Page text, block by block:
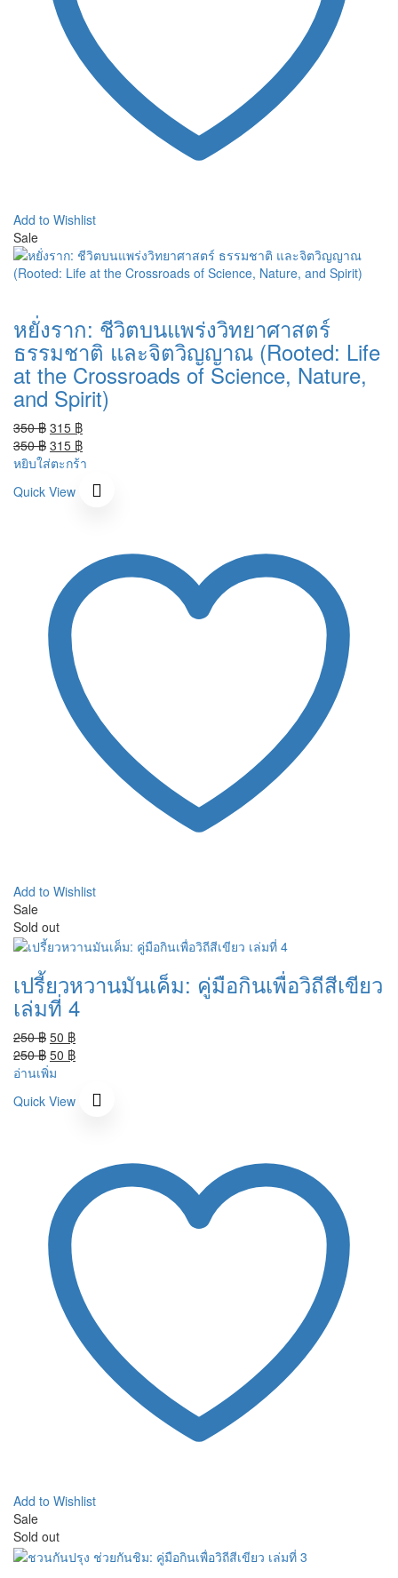
Add to Wishlist
Sale
หยั่งราก: ชีวิตบนแพร่งวิทยาศาสตร์
ธรรมชาติ และจิตวิญญาณ (Rooted: Life
at the Crossroads of Science, Nature,
and Spirit)
350฿ Original
price
was:
315 ฿Current
price
is:
350฿ Original
price
350 ฿.
315 ฿Current
price
315 ฿.
หยิบใส่ตะกร้า
Quick View
Add to Wishlist
Sale
Sold out
เปรี้ยวหวานมันเค็ม: คู่มือกินเพื่อวิถีสีเขียว
เล่มที่ 4
250฿ Original
price
was:
50 ฿Current
price
50 ฿.
250฿ Original
price
250 ฿.
50 ฿Current
50 ฿.
อ่านเพิ่ม
Quick View
Add to Wishlist
Sale
Sold out